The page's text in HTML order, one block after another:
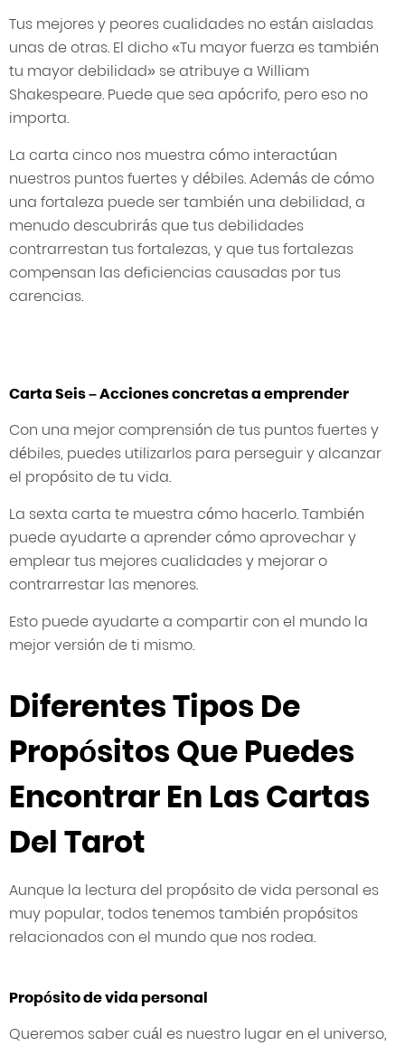
Tus mejores y peores cualidades no están aisladas
unas de otras. El dicho «Tu mayor fuerza es también
tu mayor debilidad» se atribuye a William
Shakespeare. Puede que sea apócrifo, pero eso no
importa.
La carta cinco nos muestra cómo interactúan
nuestros puntos fuertes y débiles. Además de cómo
una fortaleza puede ser también una debilidad, a
menudo descubrirás que tus debilidades
contrarrestan tus fortalezas, y que tus fortalezas
compensan las deficiencias causadas por tus
carencias.
Carta Seis – Acciones concretas a emprender
Con una mejor comprensión de tus puntos fuertes y
débiles, puedes utilizarlos para perseguir y alcanzar
el propósito de tu vida.
La sexta carta te muestra cómo hacerlo. También
puede ayudarte a aprender cómo aprovechar y
emplear tus mejores cualidades y mejorar o
contrarrestar las menores.
Esto puede ayudarte a compartir con el mundo la
mejor versión de ti mismo.
Diferentes Tipos De
Propósitos Que Puedes
Encontrar En Las Cartas
Del Tarot
Aunque la lectura del propósito de vida personal es
muy popular, todos tenemos también propósitos
relacionados con el mundo que nos rodea.
Propósito de vida personal
Queremos saber cuál es nuestro lugar en el universo,